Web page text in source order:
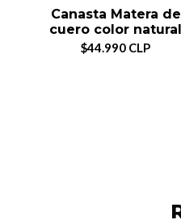
Canasta Matera de
cuero color natural
$44.990 CLP